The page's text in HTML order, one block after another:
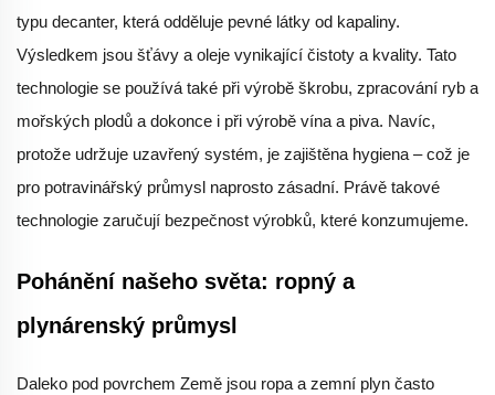
typu decanter, která odděluje pevné látky od kapaliny.
Výsledkem jsou šťávy a oleje vynikající čistoty a kvality. Tato
technologie se používá také při výrobě škrobu, zpracování ryb a
mořských plodů a dokonce i při výrobě vína a piva. Navíc,
protože udržuje uzavřený systém, je zajištěna hygiena – což je
pro potravinářský průmysl naprosto zásadní. Právě takové
technologie zaručují bezpečnost výrobků, které konzumujeme.
Pohánění našeho světa: ropný a
plynárenský průmysl
Daleko pod povrchem Země jsou ropa a zemní plyn často